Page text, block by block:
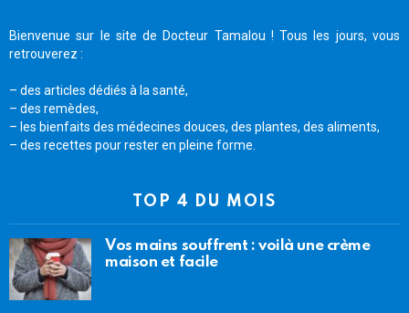
Bienvenue sur le site de Docteur Tamalou ! Tous les jours, vous
retrouverez :
– des articles dédiés à la santé,
– des remèdes,
– les bienfaits des médecines douces, des plantes, des aliments,
– des recettes pour rester en pleine forme.
TOP 4 DU MOIS
Vos mains souffrent : voilà une crème
maison et facile